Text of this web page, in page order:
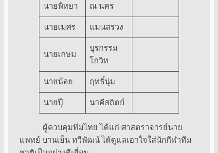
นายพิทยา ณ นคร
นายเมศร แมนสรวง
นายเกษม
บุรกรรม
โกวิท
นายน้อย ฤทธิ์นุ่ม
นายปุ๊ นาคีสถิตย์
ผู้ควบคุมทีมไทย ได้แก่ ศาสตราจารย์นาย
แพทย์ บานเย็น ทวีพัฒน์ ได้ดูแลเอาใจใส่นักกีฬาทีม